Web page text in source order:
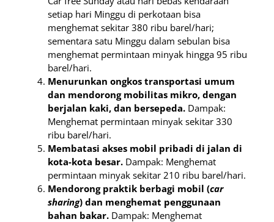
setiap hari Minggu di perkotaan bisa
menghemat sekitar 380 ribu barel/hari;
sementara satu Minggu dalam sebulan bisa
menghemat permintaan minyak hingga 95 ribu
barel/hari.
Menurunkan ongkos transportasi umum
dan mendorong mobilitas mikro, dengan
berjalan kaki, dan bersepeda. Dampak:
Menghemat permintaan minyak sekitar 330
ribu barel/hari.
Membatasi akses mobil pribadi di jalan di
kota-kota besar. Dampak: Menghemat
permintaan minyak sekitar 210 ribu barel/hari.
Mendorong praktik berbagi mobil (car
sharing) dan menghemat penggunaan
bahan bakar. Dampak: Menghemat